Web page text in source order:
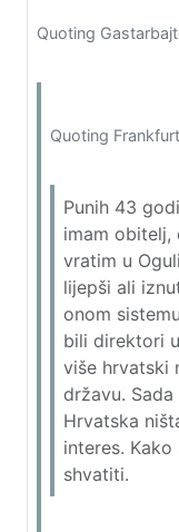
Quoting
Quoting
Punih 43
imam obitelj,
vratim u
lijepši ali
onom
bili direktori
više hrvatski
državu.
Hrvatska
interes.
shvatiti.